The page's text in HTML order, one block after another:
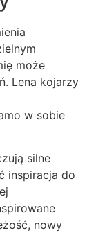
może
Lena kojarzy
w sobie
silne
inspiracja do
nowy